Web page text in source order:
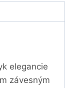
elegancie
závesným